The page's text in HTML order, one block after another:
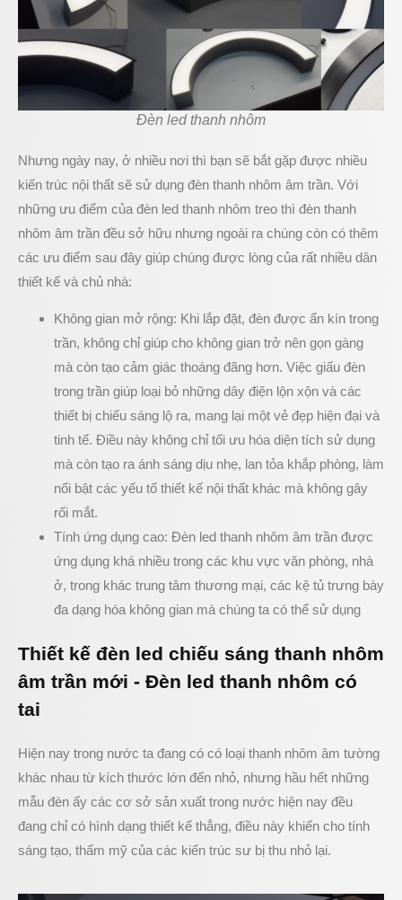
Đèn led thanh nhôm
Nhưng ngày nay, ở nhiều nơi thì bạn sẽ bắt gặp được nhiều
kiến trúc nội thất sẽ sử dụng đèn thanh nhôm âm trần. Với
những ưu điểm của đèn led thanh nhôm treo thì đèn thanh
nhôm âm trần đều sở hữu nhưng ngoài ra chúng còn có thêm
các ưu điểm sau đây giúp chúng được lòng của rất nhiều dân
thiết kế và chủ nhà:
Không gian mở rộng: Khi lắp đặt, đèn được ẩn kín trong
trần, không chỉ giúp cho không gian trở nên gọn gàng
mà còn tạo cảm giác thoáng đãng hơn. Việc giấu đèn
trong trần giúp loại bỏ những dây điện lộn xộn và các
thiết bị chiếu sáng lộ ra, mang lại một vẻ đẹp hiện đại và
tinh tế. Điều này không chỉ tối ưu hóa diện tích sử dụng
mà còn tạo ra ánh sáng dịu nhẹ, lan tỏa khắp phòng, làm
nổi bật các yếu tố thiết kế nội thất khác mà không gây
rối mắt.
Tính ứng dụng cao: Đèn led thanh nhôm âm trần được
ứng dụng khá nhiều trong các khu vực văn phòng, nhà
ở, trong khác trung tâm thương mại, các kệ tủ trưng bày
đa dạng hóa không gian mà chúng ta có thể sử dụng
Thiết kế đèn led chiếu sáng thanh nhôm
âm trần mới - Đèn led thanh nhôm có
tai
Hiện nay trong nước ta đang có có loại thanh nhôm âm tường
khác nhau từ kích thước lớn đến nhỏ, nhưng hầu hết những
mẫu đèn ấy các cơ sở sản xuất trong nước hiện nay đều
đang chỉ có hình dạng thiết kế thẳng, điều này khiến cho tính
sáng tạo, thẩm mỹ của các kiến trúc sư bị thu nhỏ lại.